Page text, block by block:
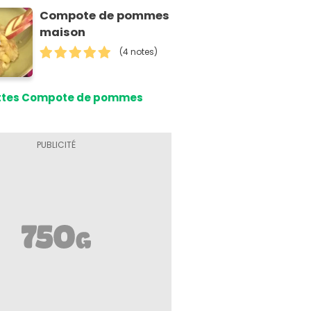
Compote de pommes
maison
(4 notes)
Compote de pommes